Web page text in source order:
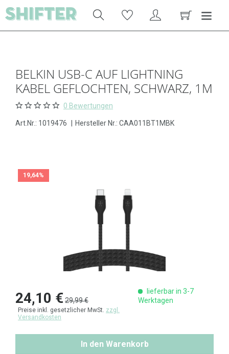
BELKIN USB-C AUF LIGHTNING
KABEL GEFLOCHTEN, SCHWARZ, 1M
0 Bewertungen
Art.Nr.: 1019476 Hersteller Nr.: CAA011BT1MBK
19,64%
24,10 €29,99 €
Preise inkl. gesetzlicher MwSt. zzgl.
Versandkosten
lieferbar in 3-7
Werktagen
In den Warenkorb